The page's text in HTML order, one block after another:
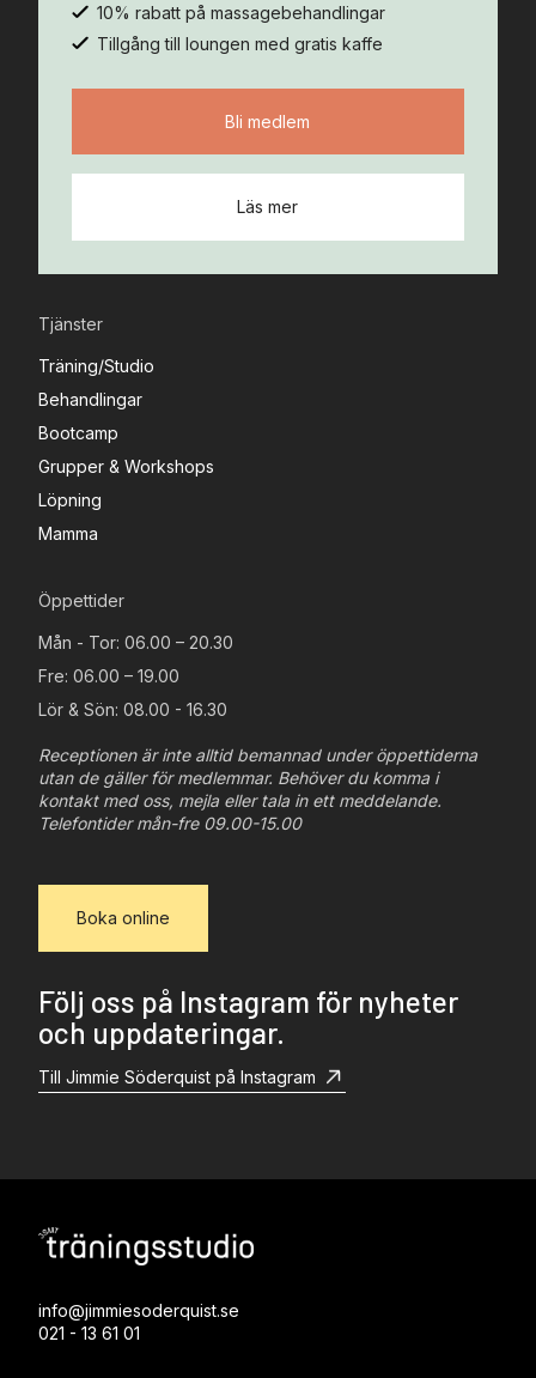
Tjänster
Träning/Studio
Behandlingar
Bootcamp
Grupper & Workshops
Löpning
Mamma
Öppettider
Mån - Tor: 06.00 – 20.30
Fre: 06.00 – 19.00
Lör & Sön: 08.00 - 16.30
Receptionen är inte alltid bemannad under öppettiderna
utan de gäller för medlemmar. Behöver du komma i
kontakt med oss, mejla eller tala in ett meddelande.
Telefontider mån-fre 09.00-15.00
Boka online
Följ oss på Instagram för nyheter
och uppdateringar.
Till Jimmie Söderquist på Instagram
10% rabatt på massagebehandlingar
Tillgång till loungen med gratis kaffe
Bli medlem
Läs mer
info@jimmiesoderquist.se
021 - 13 61 01